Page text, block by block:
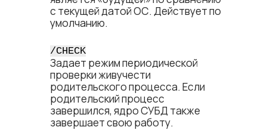
с текущей датой ОС. Действует по
умолчанию.
/CHECK
Задает режим периодической
проверки живучести
родительского процесса. Если
родительский процесс
завершился, ядро СУБД также
завершает свою работу.